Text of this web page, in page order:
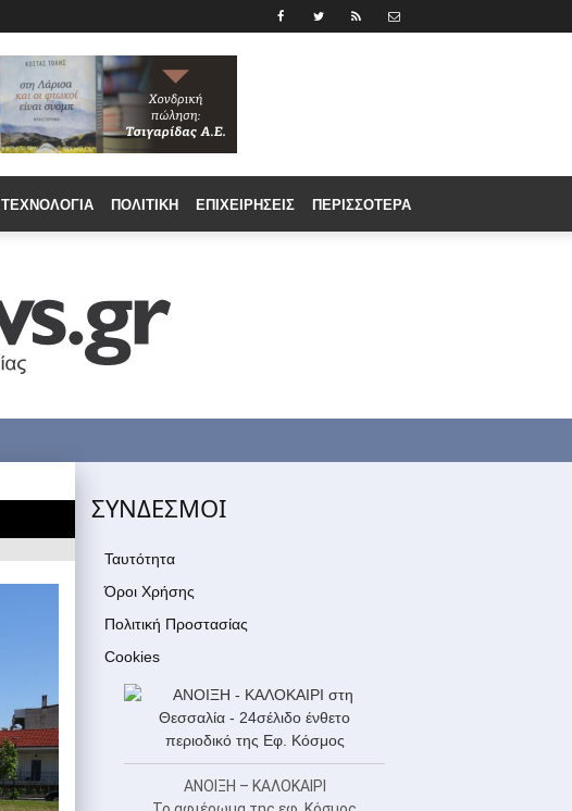
ΤΕΧΝΟΛΟΓΊΑ ΠΟΛΙΤΙΚΉ ΕΠΙΧΕΙΡΉΣΕΙΣ ΠΕΡΙΣΣΟΤΕΡΑ
ΣΥΝΔΕΣΜΟΙ
Ταυτότητα
Όροι Χρήσης
Πολιτική Προστασίας
Cookies
ΑΝΟΙΞΗ – ΚΑΛΟΚΑΙΡΙ